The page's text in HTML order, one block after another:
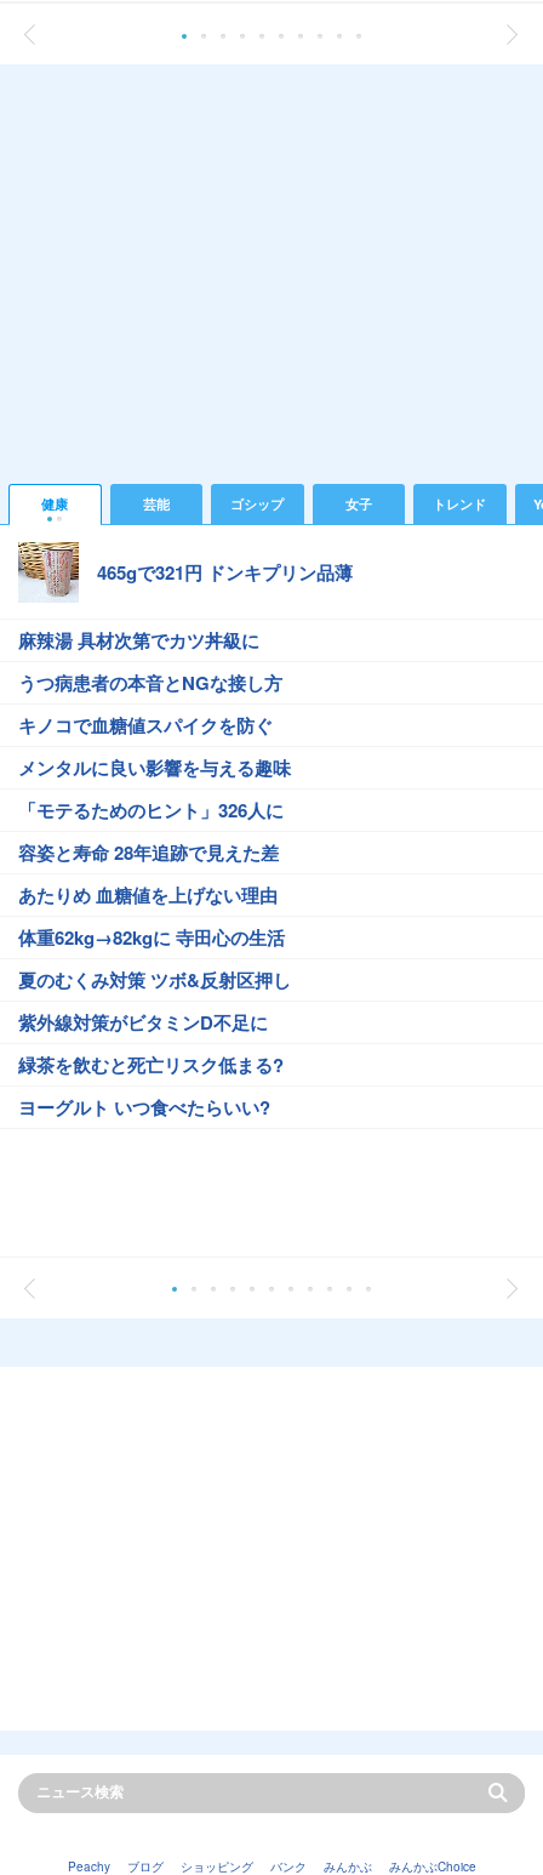
健康 芸能 ゴシップ 女子 トレンド
465gで321円 ドンキプリン品薄
麻辣湯 具材次第でカツ丼級に
うつ病患者の本音とNGな接し方
キノコで血糖値スパイクを防ぐ
メンタルに良い影響を与える趣味
「モテるためのヒント」326人に
容姿と寿命 28年追跡で見えた差
あたりめ 血糖値を上げない理由
体重62kg→82kgに 寺田心の生活
夏のむくみ対策 ツボ&反射区押し
紫外線対策がビタミンD不足に
緑茶を飲むと死亡リスク低まる?
ヨーグルト いつ食べたらいい?
Peachy ブログ ショッピング バンク みんかぶ みんかぶChoice